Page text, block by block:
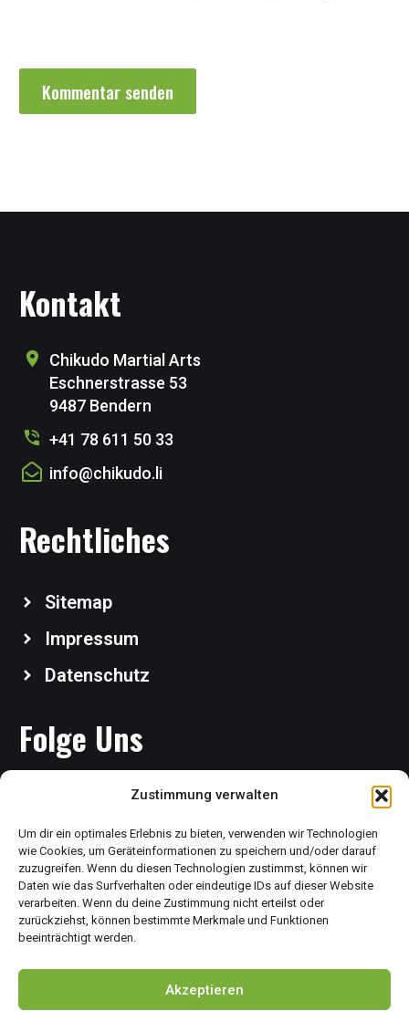
Zustimmung verwalten
Um dir ein optimales Erlebnis zu bieten, verwenden wir Technologien
wie Cookies, um Geräteinformationen zu speichern und/oder darauf
zuzugreifen. Wenn du diesen Technologien zustimmst, können wir
Daten wie das Surfverhalten oder eindeutige IDs auf dieser Website
verarbeiten. Wenn du deine Zustimmung nicht erteilst oder
zurückziehst, können bestimmte Merkmale und Funktionen
beeinträchtigt werden.
Akzeptieren
Kommentar senden
Kontakt
Chikudo Martial Arts
Eschnerstrasse 53
9487 Bendern
+41 78 611 50 33
info@chikudo.li
Rechtliches
Sitemap
Impressum
Datenschutz
Folge Uns
Copyright 2026 @ Chikudo Martial Arts – All Rights